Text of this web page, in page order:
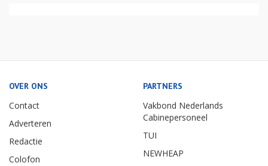
OVER ONS
Contact
Adverteren
Redactie
Colofon
PARTNERS
Vakbond Nederlands
Cabinepersoneel
TUI
NEWHEAP